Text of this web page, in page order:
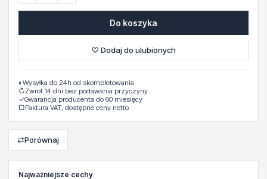
Najważniejsze cechy
Do koszyka
♡ Dodaj do ulubionych
◐ Wysyłka do 24h od skompletowania.
↻Zwrot 14 dni bez podawania przyczyny
✓Gwarancja producenta do 60 miesięcy
▢Faktura VAT, dostępne ceny netto
⇄Porównaj